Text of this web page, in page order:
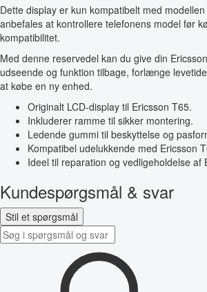
Dette display er kun kompatibelt med
anbefales at kontrollere telefonens model før
kompatibilitet.
Med denne reservedel kan du give din
udseende og funktion tilbage, forlænge
at købe en ny enhed.
Originalt LCD-display til Ericsson T65.
Inkluderer ramme til sikker montering.
Ledende gummi til beskyttelse og
Kompatibel udelukkende med Ericsson
Ideel til reparation og vedligeholdelse af
Kundespørgsmål & svar
Stil et spørgsmål